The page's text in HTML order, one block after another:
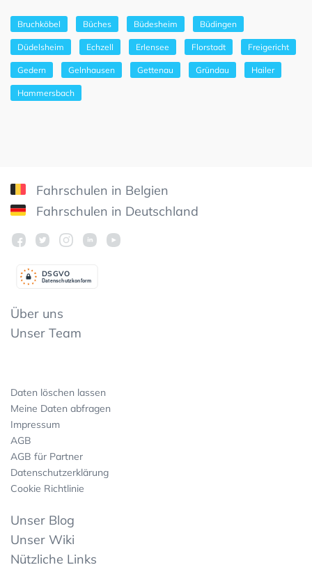
Bruchköbel Büches Büdesheim Büdingen
Düdelsheim Echzell Erlensee Florstadt Freigericht
Gedern Gelnhausen Gettenau Gründau Hailer
Hammersbach
Fahrschulen in Belgien
Fahrschulen in Deutschland
Datenschutzkonform
DSGVO
Über uns
Unser Team
Daten löschen lassen
Meine Daten abfragen
Impressum
AGB
AGB für Partner
Datenschutzerklärung
Cookie Richtlinie
Unser Blog
Unser Wiki
Nützliche Links